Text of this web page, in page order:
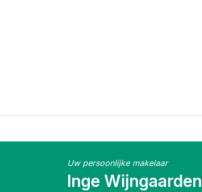
Uw persoonlijke makelaar
Inge Wijngaarden